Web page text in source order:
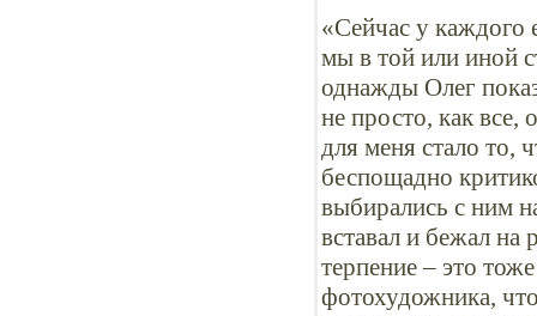
«Сейчас у каждого
мы в той или иной
однажды Олег
не просто, как
для меня стало то,
беспощадно
выбирались с ним
вставал и бежал на
терпение – это
фотохудожника,